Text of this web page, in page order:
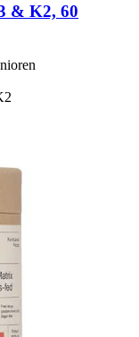
& K2, 60